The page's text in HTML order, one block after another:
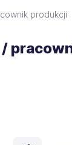
produkcji